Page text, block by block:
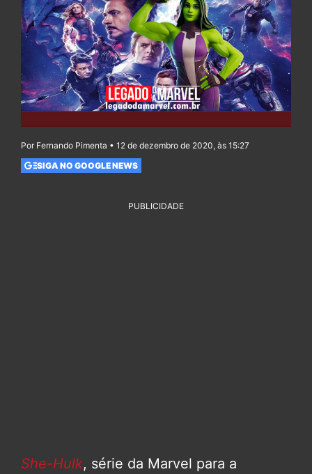
Por Fernando Pimenta • 12 de dezembro de 2020, às 15:27
SIGA NO GOOGLE NEWS
PUBLICIDADE
She-Hulk, série da Marvel para a